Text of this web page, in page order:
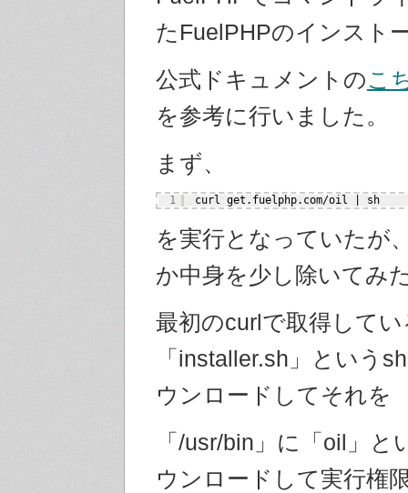
たFuelPHPのインスト
公式ドキュメントのこ
を参考に行いました。
まず、
1 curl get.fuelphp.com/oil | sh
を実行となっていたが
か中身を少し除いてみ
最初のcurlで取得して
「installer.sh」という
ウンロードしてそれを
「/usr/bin」に「oil」と
ウンロードして実行権